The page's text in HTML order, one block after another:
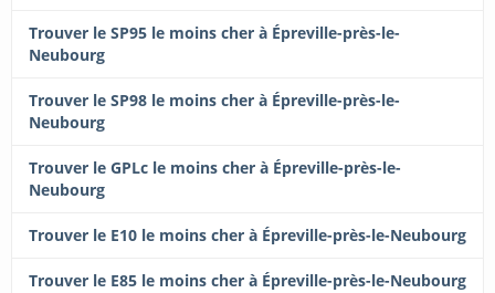
Trouver le SP95 le moins cher à Épreville-près-le-
Neubourg
Trouver le SP98 le moins cher à Épreville-près-le-
Neubourg
Trouver le GPLc le moins cher à Épreville-près-le-
Neubourg
Trouver le E10 le moins cher à Épreville-près-le-Neubourg
Trouver le E85 le moins cher à Épreville-près-le-Neubourg